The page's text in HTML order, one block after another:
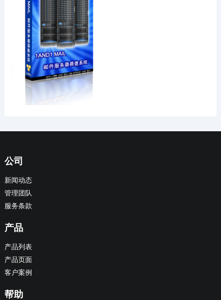
公司
新闻动态
管理团队
服务条款
产品
产品列表
产品页面
客户案例
帮助